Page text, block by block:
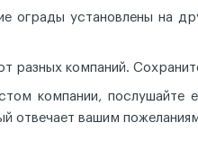
ограды установлены на
разных компаний.
компании, послушайте
отвечает вашим